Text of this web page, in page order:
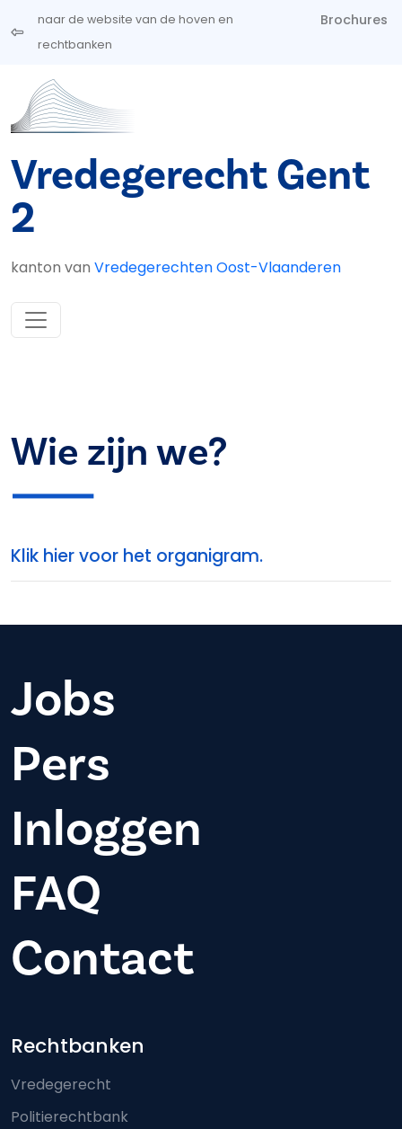
Overslaan en naar de inhoud gaan
naar de website van de hoven en
rechtbanken
Brochures
Vredegerecht Gent
2
kanton van Vredegerechten Oost-Vlaanderen
Wie zijn we?
Klik hier voor het organigram.
Jobs
Pers
Inloggen
FAQ
Contact
Footer-menu
Rechtbanken
Vredegerecht
Politierechtbank